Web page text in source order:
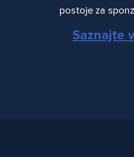
postoje za
Saznajte